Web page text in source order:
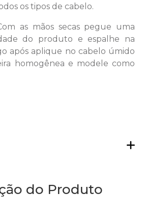
os tipos de cabelo.
as mãos secas pegue uma
do produto e espalhe na
após aplique no cabelo úmido
homogênea e modele como
do Produto